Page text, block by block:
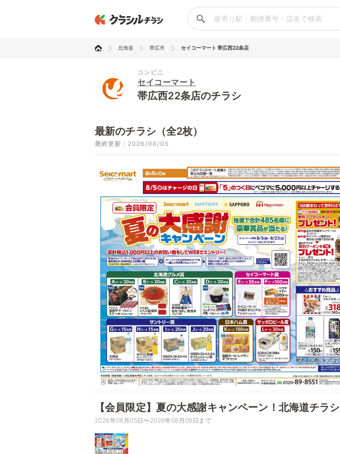
北海道 帯広市 セイコーマート 帯広西22条店
コンビニ
セイコーマート
帯広西22条店のチラシ
最新のチラシ（全2枚）
最終更新：2026/08/05
【会員限定】夏の大感謝キャンペーン！北海道チラシ
2026年08月05日〜2026年08月09日まで